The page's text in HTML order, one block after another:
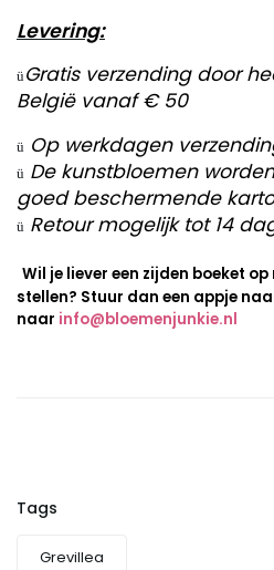
Levering:
üGratis verzending door
België vanaf € 50
ü Op werkdagen
ü De kunstbloemen
goed beschermende
ü Retour mogelijk tot 14
Wil je liever een zijden boeket
stellen? Stuur dan een appje
naar info@bloemenjunkie.nl
Tags
Grevillea